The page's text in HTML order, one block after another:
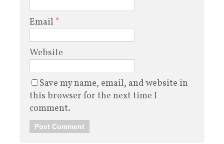
Email *
Website
Save my name, email, and website in
this browser for the next time I
comment.